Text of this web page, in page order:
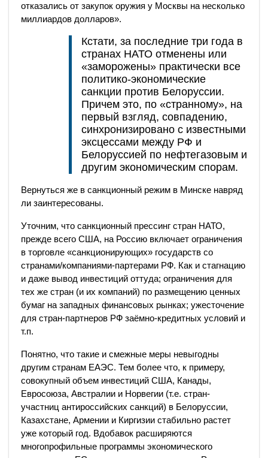
отказались от закупок оружия у Москвы на несколько
миллиардов долларов».
Кстати, за последние три года в
странах НАТО отменены или
«заморожены» практически все
политико-экономические
санкции против Белоруссии.
Причем это, по «странному», на
первый взгляд, совпадению,
синхронизировано с известными
эксцессами между РФ и
Белоруссией по нефтегазовым и
другим экономическим спорам.
Вернуться же в санкционный режим в Минске навряд
ли заинтересованы.
Уточним, что санкционный прессинг стран НАТО,
прежде всего США, на Россию включает ограничения
в торговле «санкционирующих» государств со
странами/компаниями-партерами РФ. Как и стагнацию
и даже вывод инвестиций оттуда; ограничения для
тех же стран (и их компаний) по размещению ценных
бумаг на западных финансовых рынках; ужесточение
для стран-партнеров РФ заёмно-кредитных условий и
т.п.
Понятно, что такие и смежные меры невыгодны
другим странам ЕАЭС. Тем более что, к примеру,
совокупный объем инвестиций США, Канады,
Евросоюза, Австралии и Норвегии (т.е. стран-
участниц антироссийских санкций) в Белоруссии,
Казахстане, Армении и Киргизии стабильно растет
уже который год. Вдобавок расширяются
многопрофильные программы экономического